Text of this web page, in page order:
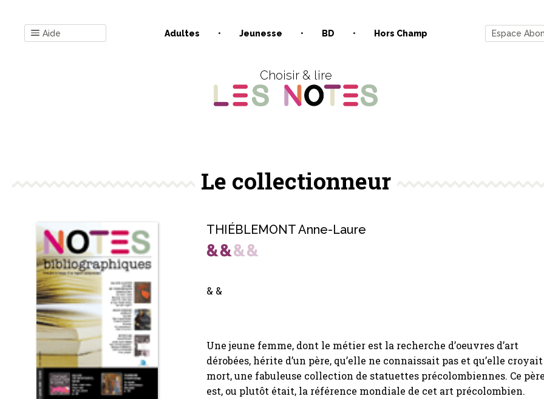
Aide Adultes Jeunesse BD Hors Champ Espace
Choisir & lire
Le collectionneur
THIÉBLEMONT Anne-Laure
& &
Une jeune femme, dont le métier est la recherche d’oeuvres d’art
dérobées, hérite d’un père, qu’elle ne connaissait pas et qu’elle croyait
mort, une fabuleuse collection de statuettes précolombiennes. Ce
est, ou plutôt était, la référence mondiale de cet art précolombien.